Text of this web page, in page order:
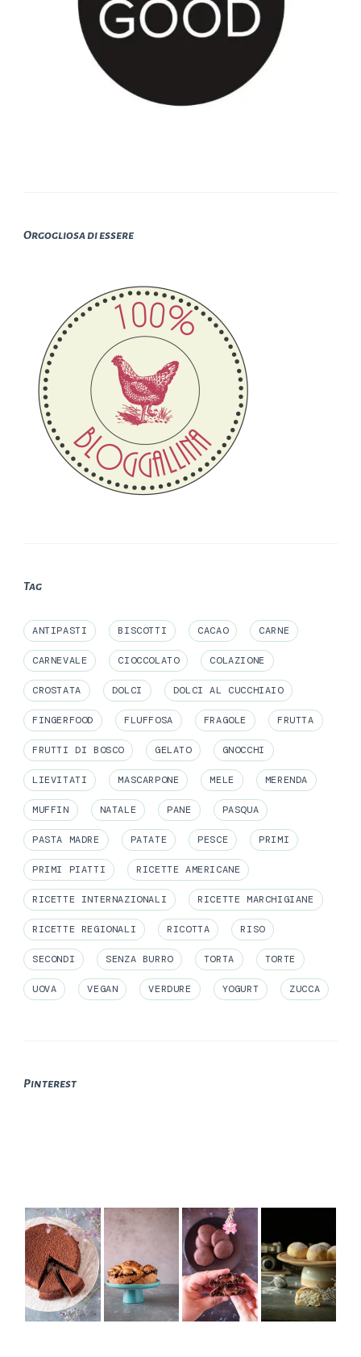
Orgogliosa di essere
Tag
ANTIPASTI BISCOTTI CACAO CARNE
CARNEVALE CIOCCOLATO COLAZIONE
CROSTATA DOLCI DOLCI AL CUCCHIAIO
FINGERFOOD FLUFFOSA FRAGOLE FRUTTA
FRUTTI DI BOSCO GELATO GNOCCHI
LIEVITATI MASCARPONE MELE MERENDA
MUFFIN NATALE PANE PASQUA
PASTA MADRE PATATE PESCE PRIMI
PRIMI PIATTI RICETTE AMERICANE
RICETTE INTERNAZIONALI RICETTE MARCHIGIANE
RICETTE REGIONALI RICOTTA RISO
SECONDI SENZA BURRO TORTA TORTE
UOVA VEGAN VERDURE YOGURT ZUCCA
Pinterest